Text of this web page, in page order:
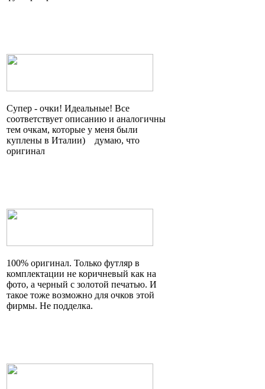
Супер - очки! Идеальные! Все
соответствует описанию и аналогичны
тем очкам, которые у меня были
куплены в Италии)
думаю, что
оригинал
100% оригинал. Только футляр в
комплектации не коричневый как на
фото, а черный с золотой печатью. И
такое тоже возможно для очков этой
фирмы. Не подделка.